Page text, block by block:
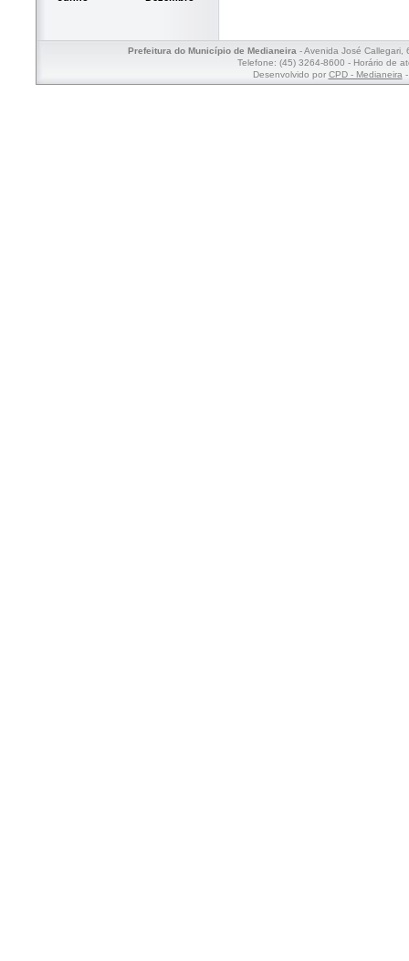
Prefeitura do Município de Medianeira- Avenida José Callegari,
Telefone: (45) 3264-8600 - Horário de
Desenvolvido por CPD - Medianeira-